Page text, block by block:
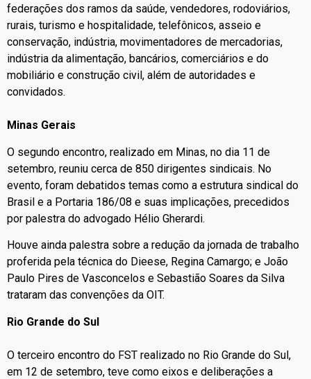
federações dos ramos da saúde, vendedores, rodoviários,
rurais, turismo e hospitalidade, telefônicos, asseio e
conservação, indústria, movimentadores de mercadorias,
indústria da alimentação, bancários, comerciários e do
mobiliário e construção civil, além de autoridades e
convidados.
Minas Gerais
O segundo encontro, realizado em Minas, no dia 11 de
setembro, reuniu cerca de 850 dirigentes sindicais. No
evento, foram debatidos temas como a estrutura sindical do
Brasil e a Portaria 186/08 e suas implicações, precedidos
por palestra do advogado Hélio Gherardi.
Houve ainda palestra sobre a redução da jornada de trabalho
proferida pela técnica do Dieese, Regina Camargo; e João
Paulo Pires de Vasconcelos e Sebastião Soares da Silva
trataram das convenções da OIT.
Rio Grande do Sul
O terceiro encontro do FST realizado no Rio Grande do Sul,
em 12 de setembro, teve como eixos e deliberações a